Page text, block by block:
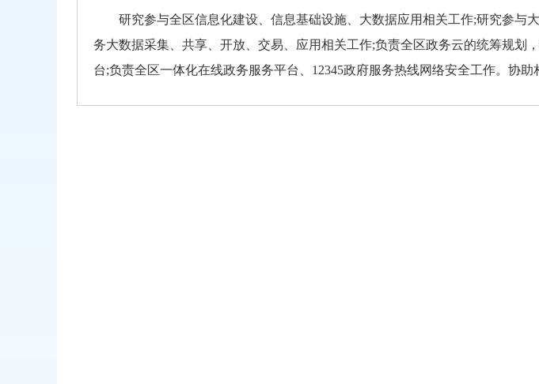
研究参与全区信息化建设、信息基础设施、大数据应用相关工作;研究参与
务大数据采集、共享、开放、交易、应用相关工作;负责全区政务云的统筹规
台;负责全区一体化在线政务服务平台、12345政府服务热线网络安全工作。协